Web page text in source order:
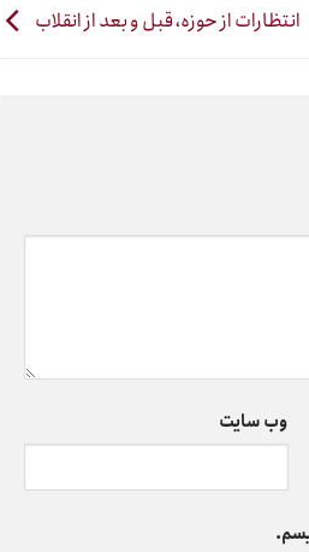
انتظارات از حوزه، قبل و بعد از انقلاب
وب‌ سایت